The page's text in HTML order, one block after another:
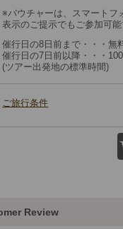
※バウチャーは、スマートフ
表示のご提示でもご参加可能
催行日の8日前まで・・・無
催行日の7日前以降・・・
(ツアー出発地の標準時間)
ご旅行条件
Review